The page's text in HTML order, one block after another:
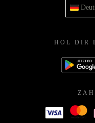
HOL DIR